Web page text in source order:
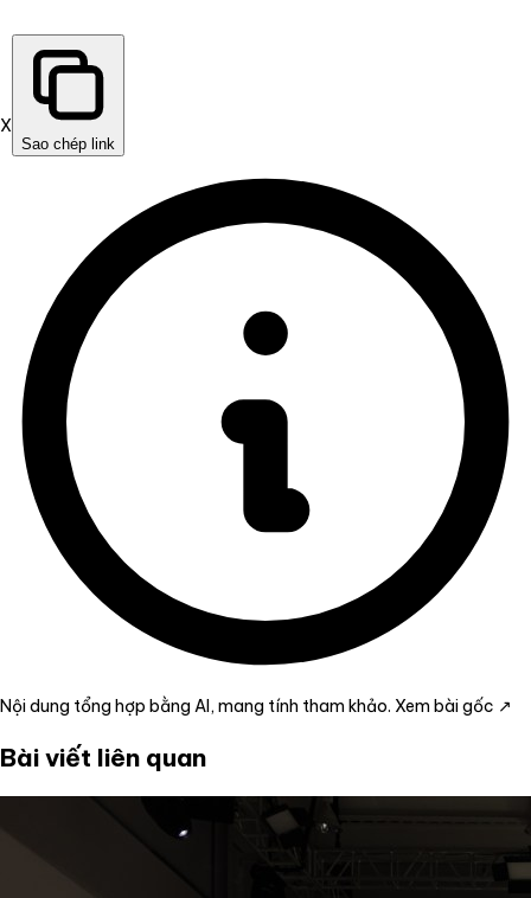
X
Sao chép link
Nội dung tổng hợp bằng AI, mang tính tham khảo. Xem bài gốc ↗
Bài viết liên quan